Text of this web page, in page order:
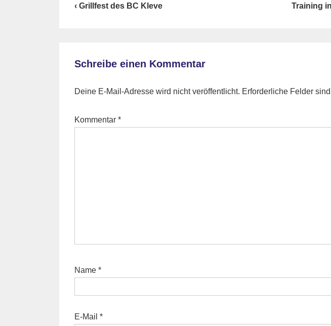
Beitragsnavigation
Previous
‹ Grillfest des BC Kleve
Next
Training
Schreibe einen Kommentar
Deine E-Mail-Adresse wird nicht veröffentlicht. Erforderliche Felder
Kommentar *
Name *
E-Mail *